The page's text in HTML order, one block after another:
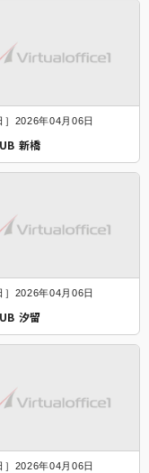
］2026年04月06日
新橋
］2026年04月06日
汐留
］2026年04月06日